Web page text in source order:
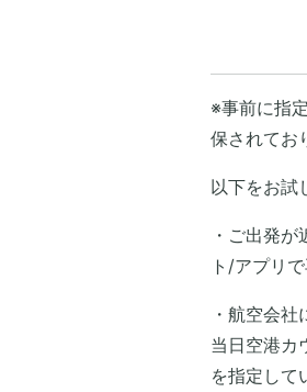
※事前に指
保されてお
以下をお試
・ご出発
ト/アプリ
・航空会
当日空港カ
を指定して